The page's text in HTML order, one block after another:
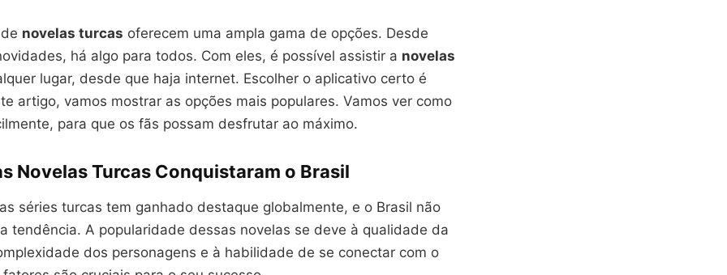
novelas turcas oferecem uma ampla gama de opções. Desde
há algo para todos. Com eles, é possível assistir a novelas
lugar, desde que haja internet. Escolher o aplicativo certo é
artigo, vamos mostrar as opções mais populares. Vamos ver como
para que os fãs possam desfrutar ao máximo.
Novelas Turcas Conquistaram o Brasil
séries turcas tem ganhado destaque globalmente, e o Brasil não
tendência. A popularidade dessas novelas se deve à qualidade da
dos personagens e à habilidade de se conectar com o